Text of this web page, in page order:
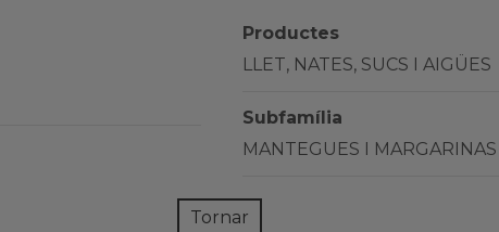
Productes
LLET, NATES, SUCS I AIGÜES
Subfamília
MANTEGUES I MARGARINAS
Tornar